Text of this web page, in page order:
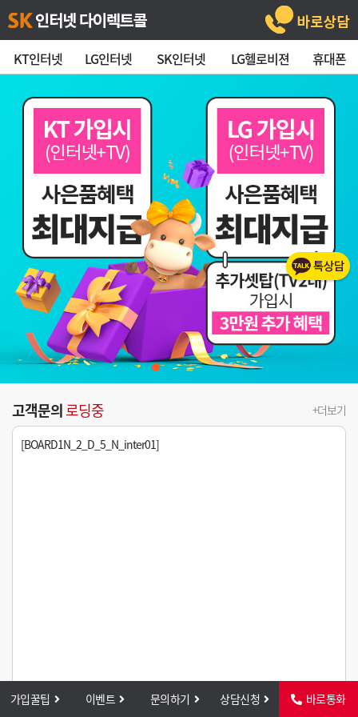
KT인터넷 LG인터넷 SK인터넷 LG헬로비젼 휴대폰
고객문의로딩중 +더보기
[BOARD1N_2_D_5_N_inter01]
가입꿀팁 이벤트 문의하기 상담신청 바로통화